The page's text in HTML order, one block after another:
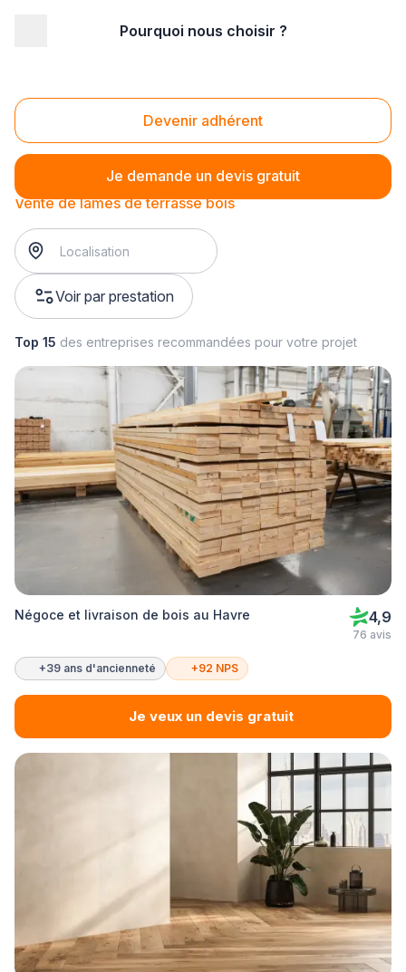
Pourquoi nous choisir ?
Devenir adhérent
Je demande un devis gratuit
Vente de lames de terrasse bois
Vente de lames de terrasse bois
Voir par prestation
Top 15 des entreprises recommandées pour votre projet
Négoce et livraison de bois au Havre 4,9
76 avis
+39 ans d'ancienneté +92 NPS
Je veux un devis gratuit